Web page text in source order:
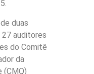
duas
27 auditores
do Comitê
da
(CMQ)